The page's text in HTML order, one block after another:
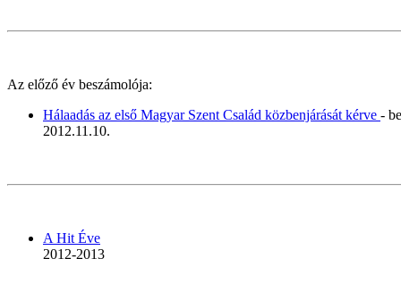
Az előző év beszámolója:
Hálaadás az első Magyar Szent Család közbenjárását kérve -
2012.11.10.
A Hit Éve
2012-2013